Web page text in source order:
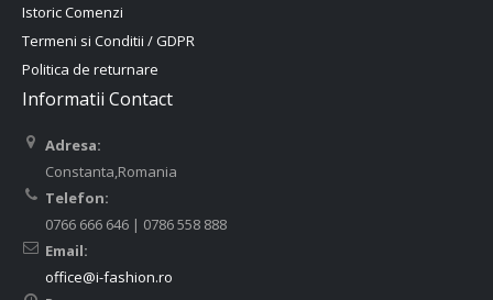
Istoric Comenzi
Termeni si Conditii / GDPR
Politica de returnare
Informatii Contact
Adresa:
Constanta,Romania
Telefon:
0766 666 646 | 0786 558 888
Email:
office@i-fashion.ro